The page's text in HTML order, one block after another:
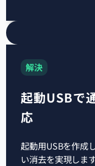
解決
起動USBで
応
起動用USBを作成
い消去を実現します